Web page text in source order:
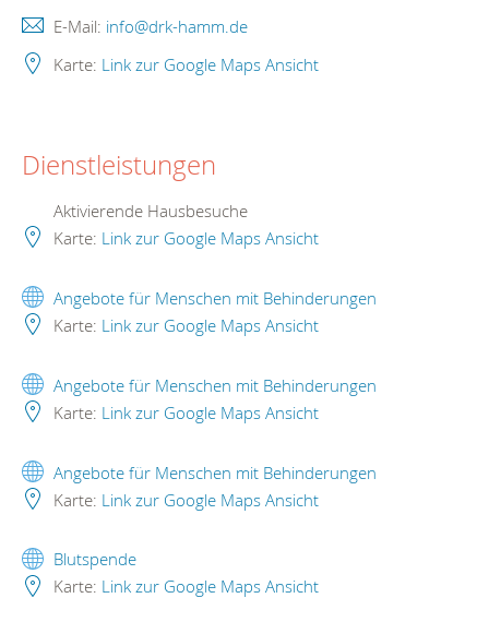
E-Mail: info@drk-hamm.de
Karte: Link zur Google Maps Ansicht
Dienstleistungen
Aktivierende Hausbesuche
Karte: Link zur Google Maps Ansicht
Angebote für Menschen mit Behinderungen
Karte: Link zur Google Maps Ansicht
Angebote für Menschen mit Behinderungen
Karte: Link zur Google Maps Ansicht
Angebote für Menschen mit Behinderungen
Karte: Link zur Google Maps Ansicht
Blutspende
Karte: Link zur Google Maps Ansicht